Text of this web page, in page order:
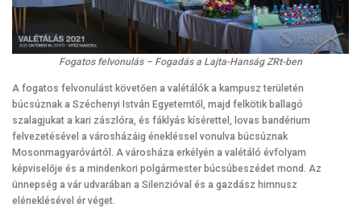
Fogatos felvonulás – Fogadás a Lajta-Hanság ZRt-ben
A fogatos felvonulást követően a valétálók a kampusz területén
búcsúznak a Széchenyi István Egyetemtől, majd felkötik ballagó
szalagjukat a kari zászlóra, és fáklyás kísérettel, lovas bandérium
felvezetésével a városházáig énekléssel vonulva búcsúznak
Mosonmagyaróvártól. A városháza erkélyén a valétáló évfolyam
képviselője és a mindenkori polgármester búcsúbeszédet mond. Az
ünnepség a vár udvarában a Silenzióval és a gazdász himnusz
eléneklésével ér véget.